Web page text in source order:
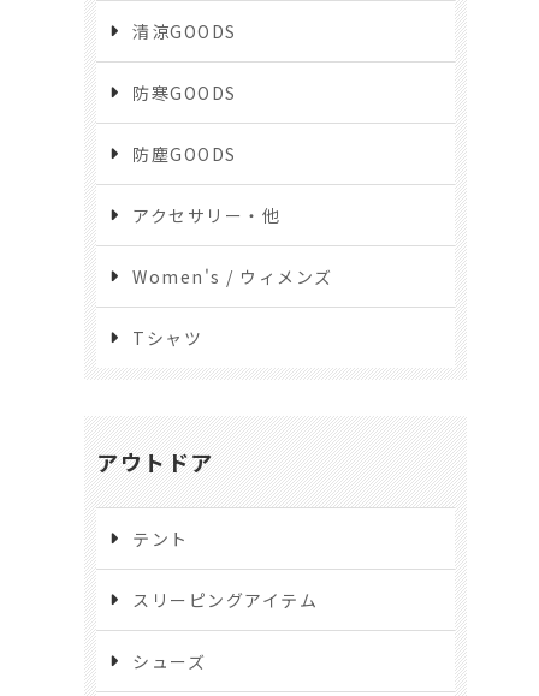
清涼GOODS
防寒GOODS
防塵GOODS
アクセサリー・他
Women's / ウィメンズ
Tシャツ
アウトドア
テント
スリーピングアイテム
シューズ